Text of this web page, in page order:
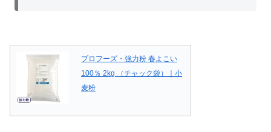
プロフーズ・強力粉 春よこい
100％ 2kg （チャック袋）｜小
麦粉